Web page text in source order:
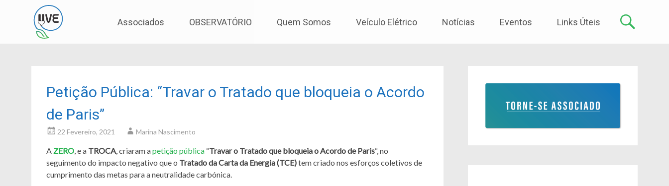
to
Associados OBSERVATÓRIO Quem Somos Veículo Elétrico Notícias Eventos Links Úteis
Petição Pública: “Travar o Tratado que bloqueia o Acordo
de Paris”
22 Fevereiro, 2021 Marina Nascimento
A ZERO, e a TROCA, criaram apetição pública “Travar o Tratado que bloqueia o Acordo de Paris“, no
seguimento do impacto negativo que o Tratado da Carta da Energia (TCE)tem criado nos esforços coletivos de
cumprimento das metas para a neutralidade carbónica.